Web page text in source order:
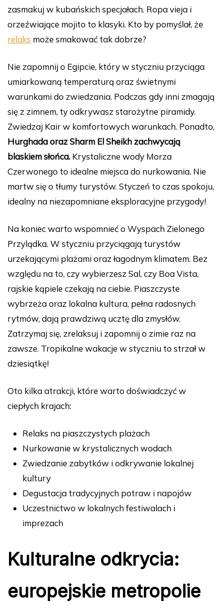
zasmakuj w kubańskich specjałach. Ropa vieja i
orzeźwiające mojito to klasyki. Kto by pomyślał, że
relaks może smakować tak dobrze?
Nie zapomnij o Egipcie, który w styczniu przyciąga
umiarkowaną temperaturą oraz świetnymi
warunkami do zwiedzania. Podczas gdy inni zmagają
się z zimnem, ty odkrywasz starożytne piramidy.
Zwiedzaj Kair w komfortowych warunkach. Ponadto,
Hurghada oraz Sharm El Sheikh zachwycają
blaskiem słońca. Krystaliczne wody Morza
Czerwonego to idealne miejsca do nurkowania. Nie
martw się o tłumy turystów. Styczeń to czas spokoju,
idealny na niezapomniane eksploracyjne przygody!
Na koniec warto wspomnieć o Wyspach Zielonego
Przylądka. W styczniu przyciągają turystów
urzekającymi plażami oraz łagodnym klimatem. Bez
względu na to, czy wybierzesz Sal, czy Boa Vista,
rajskie kąpiele czekają na ciebie. Piaszczyste
wybrzeża oraz lokalna kultura, pełna radosnych
rytmów, dają prawdziwą ucztę dla zmysłów.
Zatrzymaj się, zrelaksuj i zapomnij o zimie raz na
zawsze. Tropikalne wakacje w styczniu to strzał w
dziesiątkę!
Oto kilka atrakcji, które warto doświadczyć w
ciepłych krajach:
Relaks na piaszczystych plażach
Nurkowanie w krystalicznych wodach
Zwiedzanie zabytków i odkrywanie lokalnej
kultury
Degustacja tradycyjnych potraw i napojów
Uczestnictwo w lokalnych festiwalach i
imprezach
Kulturalne odkrycia:
europejskie metropolie